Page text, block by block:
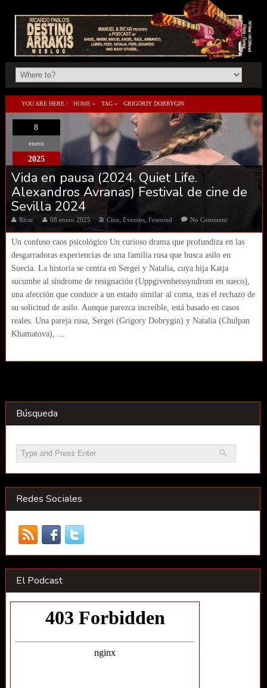
YOU ARE HERE : HOME » TAG » GRIGORIY DOBRYGIN
8
enero
2025
Vida en pausa (2024. Quiet Life.
Alexandros Avranas) Festival de cine de
Sevilla 2024
Ricar 08 enero 2025 Cine, Eventos, Featured No Comment
Un confuso caos psicológico Un curioso drama que profundiza en las
desgarradoras experiencias de una familia rusa que busca asilo en
Suecia. La historia se centra en Sergei y Natalia, cuya hija Katja
sucumbe al síndrome de resignación (Uppgivenhetssyndrom en sueco),
una afección que conduce a un estado similar al coma, tras el rechazo de
su solicitud de asilo. Aunque parezca increíble, está basado en casos
reales. Una pareja rusa, Sergei (Grigory Dobrygin) y Natalia (Chulpan
Khamatova), ...
Búsqueda
Redes Sociales
El Podcast